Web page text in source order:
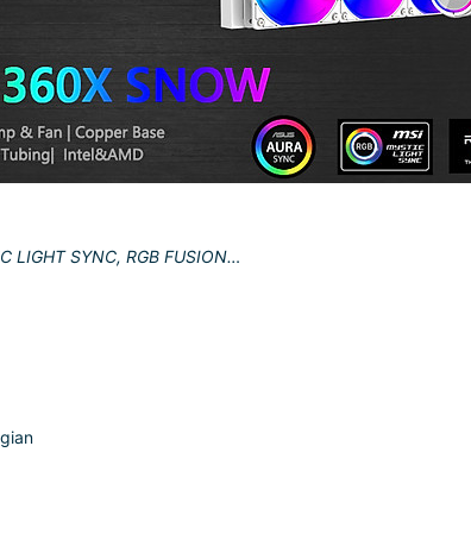
LIGHT SYNC, RGB FUSION…